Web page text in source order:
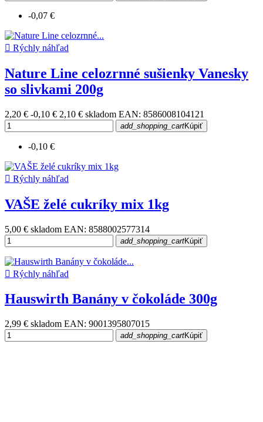
-0,07 €
 Rýchly náhľad
Nature Line celozrnné sušienky Vanesky
so slivkami 200g
2,20 € -0,10 € 2,10 € skladom EAN: 8586008104121
add_shopping_cartKúpiť
-0,10 €
 Rýchly náhľad
VAŠE želé cukríky mix 1kg
5,00 € skladom EAN: 8588002577314
add_shopping_cartKúpiť
 Rýchly náhľad
Hauswirth Banány v čokoláde 300g
2,99 € skladom EAN: 9001395807015
add_shopping_cartKúpiť